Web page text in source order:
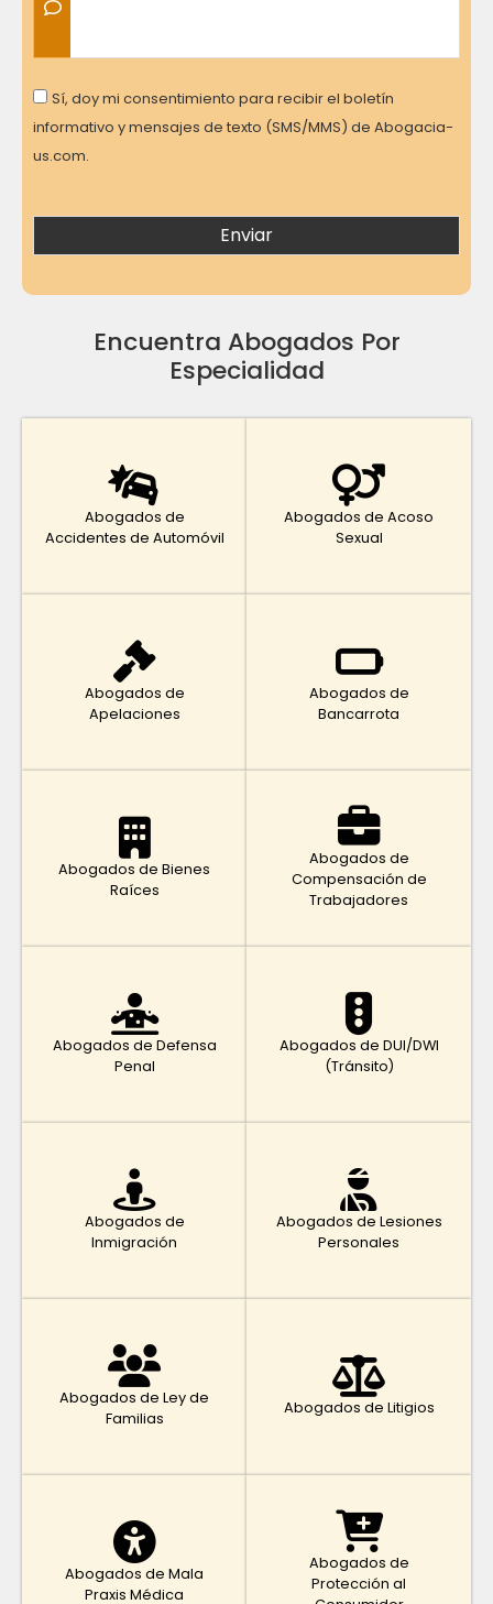
Consent
Sí, doy mi consentimiento para recibir el boletín
informativo y mensajes de texto (SMS/MMS) de Abogacia-
us.com.
Encuentra Abogados Por
Especialidad
Abogados de
Accidentes de Automóvil
Abogados de Acoso
Sexual
Abogados de
Apelaciones
Abogados de
Bancarrota
Abogados de Bienes
Raíces
Abogados de
Compensación de
Trabajadores
Abogados de Defensa
Penal
Abogados de DUI/DWI
(Tránsito)
Abogados de
Inmigración
Abogados de Lesiones
Personales
Abogados de Ley de
Familias
Abogados de Litigios
Abogados de Mala
Praxis Médica
Abogados de
Protección al